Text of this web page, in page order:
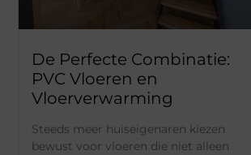
De Perfecte Combinatie:
PVC Vloeren en
Vloerverwarming
Steeds meer huiseigenaren kiezen
bewust voor vloeren die niet alleen